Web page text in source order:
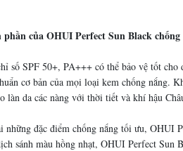
phần của OHUI Perfect Sun Black chống
số SPF 50+, PA+++ có thể bảo vệ tốt cho
cơ bản của mọi loại kem chống nắng.
làn da các nàng với thời tiết và khí hậu
những đặc điểm chống nắng tối ưu, OHUI
sánh màu hồng nhạt, OHUI Perfect Sun